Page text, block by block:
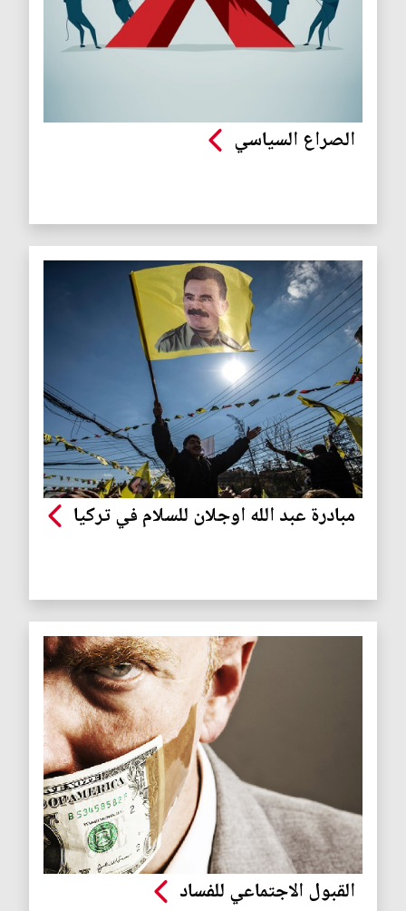
الصراع السياسي
مبادرة عبد الله اوجلان للسلام في تركيا
القبول الاجتماعي للفساد